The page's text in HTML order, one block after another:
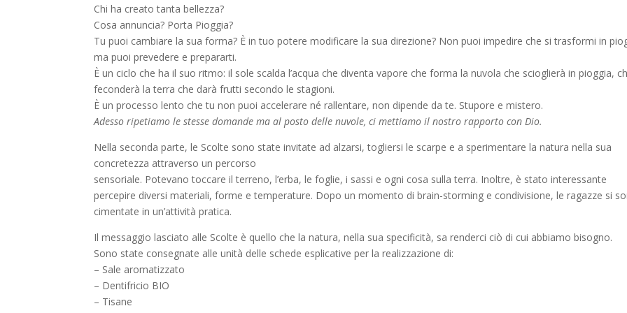
Chi ha creato tanta bellezza?
Cosa annuncia? Porta Pioggia?
Tu puoi cambiare la sua forma? È in tuo potere modificare la sua direzione? Non puoi impedire che si trasformi in
ma puoi prevedere e prepararti.
È un ciclo che ha il suo ritmo: il sole scalda l’acqua che diventa vapore che forma la nuvola che scioglierà in pioggia,
feconderà la terra che darà frutti secondo le stagioni.
È un processo lento che tu non puoi accelerare né rallentare, non dipende da te. Stupore e mistero.
Adesso ripetiamo le stesse domande ma al posto delle nuvole, ci mettiamo il nostro rapporto con Dio.
Nella seconda parte, le Scolte sono state invitate ad alzarsi, togliersi le scarpe e a sperimentare la natura nella sua
concretezza attraverso un percorso
sensoriale. Potevano toccare il terreno, l’erba, le foglie, i sassi e ogni cosa sulla terra. Inoltre, è stato interessante
percepire diversi materiali, forme e temperature. Dopo un momento di brain-storming e condivisione, le ragazze si
cimentate in un’attività pratica.
Il messaggio lasciato alle Scolte è quello che la natura, nella sua specificità, sa renderci ciò di cui abbiamo bisogno.
Sono state consegnate alle unità delle schede esplicative per la realizzazione di:
– Sale aromatizzato
– Dentifricio BIO
– Tisane